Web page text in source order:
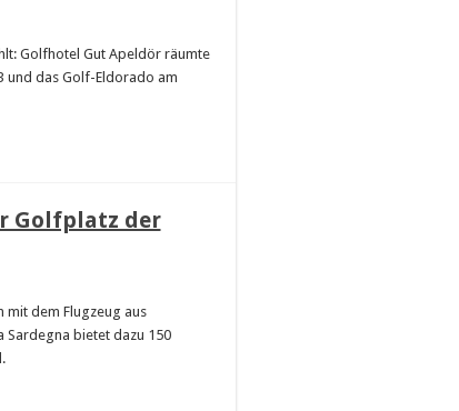
Golfhotel Gut Apeldör räumte
und das Golf-Eldorado am
Golfplatz der
mit dem Flugzeug aus
Sardegna bietet dazu 150